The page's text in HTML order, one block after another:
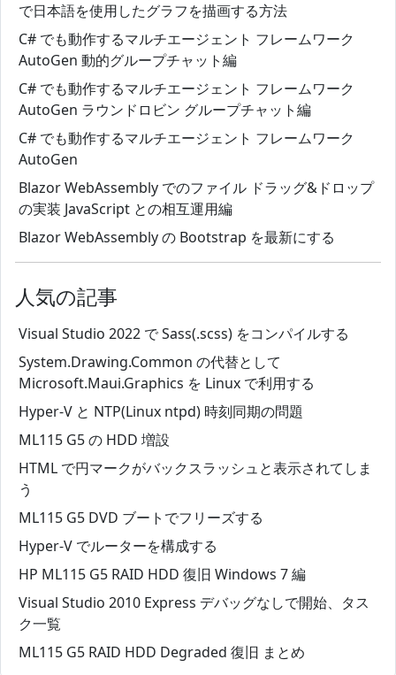
で日本語を使用したグラフを描画する方法
C# でも動作するマルチエージェント フレームワーク
AutoGen 動的グループチャット編
C# でも動作するマルチエージェント フレームワーク
AutoGen ラウンドロビン グループチャット編
C# でも動作するマルチエージェント フレームワーク
AutoGen
Blazor WebAssembly でのファイル ドラッグ&ドロップ
の実装 JavaScript との相互運用編
Blazor WebAssembly の Bootstrap を最新にする
人気の記事
Visual Studio 2022 で Sass(.scss) をコンパイルする
System.Drawing.Common の代替として
Microsoft.Maui.Graphics を Linux で利用する
Hyper-V と NTP(Linux ntpd) 時刻同期の問題
ML115 G5 の HDD 増設
HTML で円マークがバックスラッシュと表示されてしま
う
ML115 G5 DVD ブートでフリーズする
Hyper-V でルーターを構成する
HP ML115 G5 RAID HDD 復旧 Windows 7 編
Visual Studio 2010 Express デバッグなしで開始、タス
ク一覧
ML115 G5 RAID HDD Degraded 復旧 まとめ